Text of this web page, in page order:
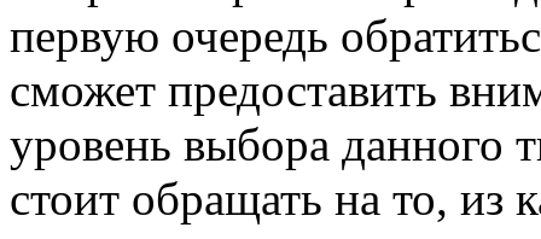
первую очередь
сможет предоставить
уровень выбора данного
стоит обращать на то, из